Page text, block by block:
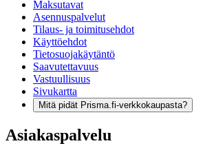
Maksutavat
Asennuspalvelut
Tilaus- ja toimitusehdot
Käyttöehdot
Tietosuojakäytäntö
Saavutettavuus
Vastuullisuus
Sivukartta
Mitä pidät Prisma.fi-verkkokaupasta?
Asiakaspalvelu